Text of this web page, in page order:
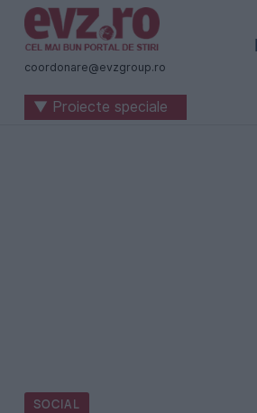
Știri
naționale
internaționale
coordonare@evzgroup.ro
▼ Proiecte speciale
SOCIAL